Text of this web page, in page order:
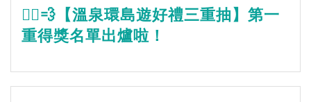
🏃‍♂️💨【溫泉環島遊好禮三重抽】第一
重得獎名單出爐啦！